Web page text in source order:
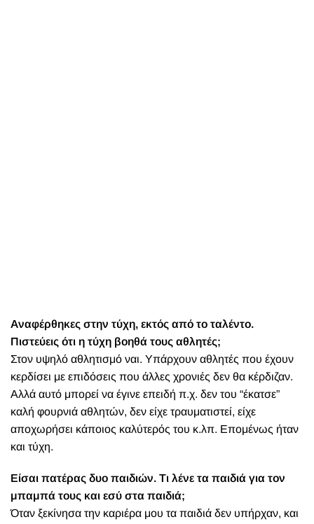
Αναφέρθηκες στην τύχη, εκτός από το ταλέντο.
Πιστεύεις ότι η τύχη βοηθά τους αθλητές;
Στον υψηλό αθλητισμό ναι. Υπάρχουν αθλητές που έχουν
κερδίσει με επιδόσεις που άλλες χρονιές δεν θα κέρδιζαν.
Αλλά αυτό μπορεί να έγινε επειδή π.χ. δεν του “έκατσε”
καλή φουρνιά αθλητών, δεν είχε τραυματιστεί, είχε
αποχωρήσει κάποιος καλύτερός του κ.λπ. Επομένως ήταν
και τύχη.
Είσαι πατέρας δυο παιδιών. Τι λένε τα παιδιά για τον
μπαμπά τους και εσύ στα παιδιά;
Όταν ξεκίνησα την καριέρα μου τα παιδιά δεν υπήρχαν, και